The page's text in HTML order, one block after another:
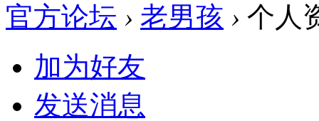
官方论坛 › 老男孩 › 个人
加为好友
发送消息